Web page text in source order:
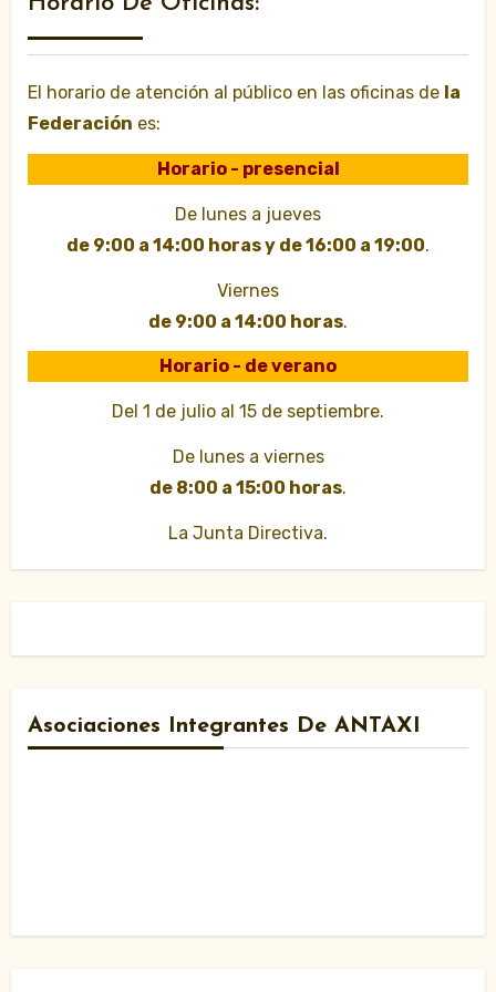
El horario de atención al público en las oficinas de la
Federación es:
Horario - presencial
De lunes a jueves
de 9:00 a 14:00 horas y de 16:00 a 19:00.
Viernes
de 9:00 a 14:00 horas.
Horario - de verano
Del 1 de julio al 15 de septiembre.
De lunes a viernes
de 8:00 a 15:00 horas.
La Junta Directiva.
Asociaciones Integrantes De ANTAXI